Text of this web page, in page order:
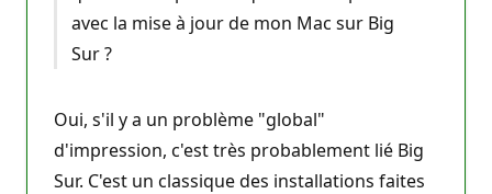
avec la mise à jour de mon Mac sur Big
Sur ?
Oui, s'il y a un problème "global"
d'impression, c'est très probablement lié Big
Sur. C'est un classique des installations faites